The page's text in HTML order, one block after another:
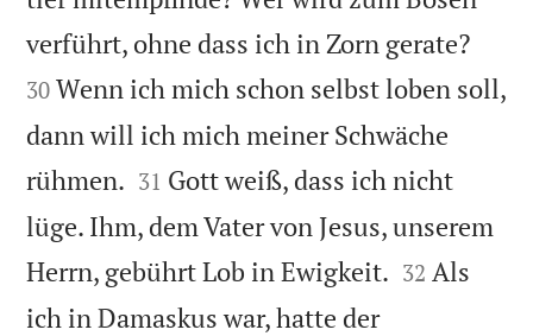
verführt, ohne dass ich in Zorn gerate?
30 Wenn ich mich schon selbst loben soll,
dann will ich mich meiner Schwäche
rühmen. 

31 Gott weiß, dass ich nicht
lüge. Ihm, dem Vater von Jesus, unserem
Herrn, gebührt Lob in Ewigkeit. 

32 Als
ich in Damaskus war, hatte der